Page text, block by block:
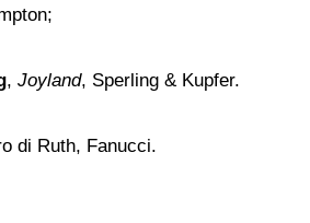
, Joyland, Sperling & Kupfer.
di Ruth, Fanucci.